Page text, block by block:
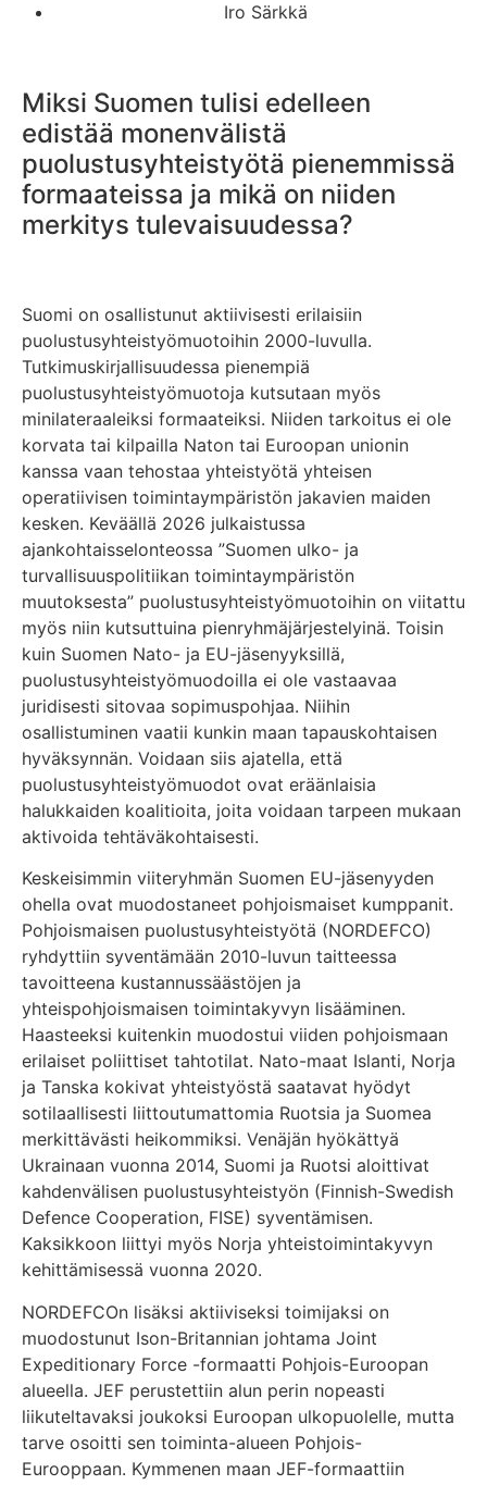
Iro Särkkä
Miksi Suomen tulisi edelleen
edistää monenvälistä
puolustusyhteistyötä pienemmissä
formaateissa ja mikä on niiden
merkitys tulevaisuudessa?
Suomi on osallistunut aktiivisesti erilaisiin
puolustusyhteistyömuotoihin 2000-luvulla.
Tutkimuskirjallisuudessa pienempiä
puolustusyhteistyömuotoja kutsutaan myös
minilateraaleiksi formaateiksi. Niiden tarkoitus ei ole
korvata tai kilpailla Naton tai Euroopan unionin
kanssa vaan tehostaa yhteistyötä yhteisen
operatiivisen toimintaympäristön jakavien maiden
kesken. Keväällä 2026 julkaistussa
ajankohtaisselonteossa ”Suomen ulko- ja
turvallisuuspolitiikan toimintaympäristön
muutoksesta” puolustusyhteistyömuotoihin on viitattu
myös niin kutsuttuina pienryhmäjärjestelyinä. Toisin
kuin Suomen Nato- ja EU-jäsenyyksillä,
puolustusyhteistyömuodoilla ei ole vastaavaa
juridisesti sitovaa sopimuspohjaa. Niihin
osallistuminen vaatii kunkin maan tapauskohtaisen
hyväksynnän. Voidaan siis ajatella, että
puolustusyhteistyömuodot ovat eräänlaisia
halukkaiden koalitioita, joita voidaan tarpeen mukaan
aktivoida tehtäväkohtaisesti.
Keskeisimmin viiteryhmän Suomen EU-jäsenyyden
ohella ovat muodostaneet pohjoismaiset kumppanit.
Pohjoismaisen puolustusyhteistyötä (NORDEFCO)
ryhdyttiin syventämään 2010-luvun taitteessa
tavoitteena kustannussäästöjen ja
yhteispohjoismaisen toimintakyvyn lisääminen.
Haasteeksi kuitenkin muodostui viiden pohjoismaan
erilaiset poliittiset tahtotilat. Nato-maat Islanti, Norja
ja Tanska kokivat yhteistyöstä saatavat hyödyt
sotilaallisesti liittoutumattomia Ruotsia ja Suomea
merkittävästi heikommiksi. Venäjän hyökättyä
Ukrainaan vuonna 2014, Suomi ja Ruotsi aloittivat
kahdenvälisen puolustusyhteistyön (Finnish-Swedish
Defence Cooperation, FISE) syventämisen.
Kaksikkoon liittyi myös Norja yhteistoimintakyvyn
kehittämisessä vuonna 2020.
NORDEFCOn lisäksi aktiiviseksi toimijaksi on
muodostunut Ison-Britannian johtama Joint
Expeditionary Force -formaatti Pohjois-Euroopan
alueella. JEF perustettiin alun perin nopeasti
liikuteltavaksi joukoksi Euroopan ulkopuolelle, mutta
tarve osoitti sen toiminta-alueen Pohjois-
Eurooppaan. Kymmenen maan JEF-formaattiin